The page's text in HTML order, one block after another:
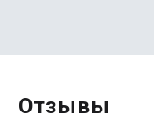
Отзывы